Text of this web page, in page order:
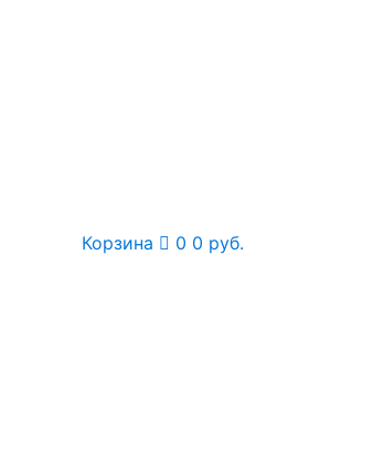
Корзина 0 0 руб.